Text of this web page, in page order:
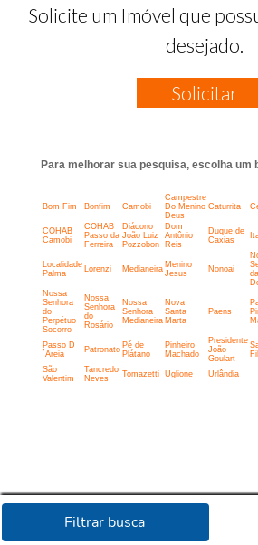
Filtrar busca
Solicite um Imóvel que
desejado.
Solicitar
Para melhorar sua pesquisa, escolha um
Bom Fim Bonfim Camobi
Campestre
Do Menino
Deus
Caturrita
COHAB
Camobi
COHAB
Passo da
Ferreira
Diácono
João Luiz
Pozzobon
Dom
Antônio
Reis
Duque de
Caxias
Localidade
Palma
Lorenzi Medianeira Menino
Jesus
Nonoai
Nossa
Senhora
do
Perpétuo
Socorro
Nossa
Senhora
do
Rosário
Nossa
Senhora
Medianeira
Nova
Santa
Marta
Paens
Passo D
´Areia
Patronato Pé de
Plátano
Pinheiro
Machado
Presidente
João
Goulart
São
Valentim
Tancredo
Neves
Tomazetti Uglione Urlândia